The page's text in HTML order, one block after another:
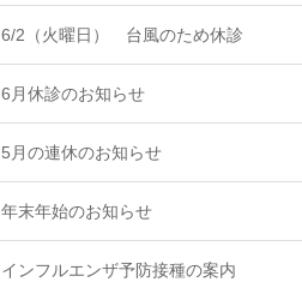
6/2（火曜日） 台風のため休診
6月休診のお知らせ
5月の連休のお知らせ
年末年始のお知らせ
インフルエンザ予防接種の案内